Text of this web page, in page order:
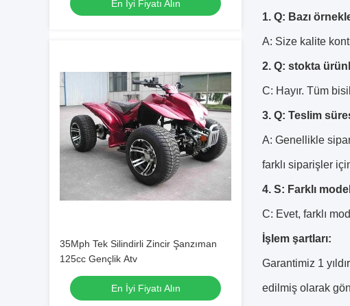
En İyi Fiyatı Alın
35Mph Tek Silindirli Zincir Şanzıman
125cc Gençlik Atv
En İyi Fiyatı Alın
1. Q: Bazı
A: Size kalite
2. Q: stokta
C: Hayır. Tüm
3. Q: Teslim
A: Genellikle
farklı siparişler
4. S: Farklı
C: Evet, farklı
İşlem şartları:
Garantimiz 1
edilmiş olarak